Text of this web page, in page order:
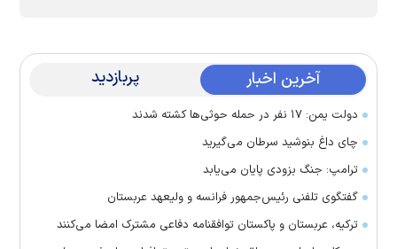
آخرین اخبار پربازدید
دولت یمن: ۱۷ نفر در حمله حوثی‌ها کشته شدند
چای داغ بنوشید سرطان می‌گیرید
ترامپ: جنگ بزودی پایان می‌یابد
گفتگوی تلفنی رئیس‌جمهور فرانسه و ولیعهد عربستان
ترکیه، عربستان و پاکستان توافقنامه دفاعی مشترک امضا می‌کنند